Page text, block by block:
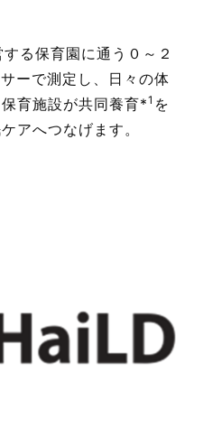
る保育園に通う０～２
ーで測定し、日々の体
育施設が共同養育*1 を
アへつなげます。